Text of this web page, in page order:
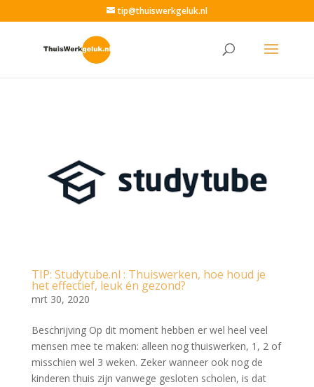
tip@thuiswerkgeluk.nl
TIP: Studytube.nl : Thuiswerken, hoe houd je
het effectief, leuk én gezond?
mrt 30, 2020
Beschrijving Op dit moment hebben er wel heel veel
mensen mee te maken: alleen nog thuiswerken, 1, 2 of
misschien wel 3 weken. Zeker wanneer ook nog de
kinderen thuis zijn vanwege gesloten scholen, is dat